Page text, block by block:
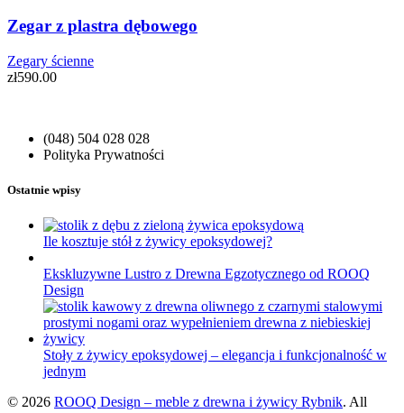
Zegar z plastra dębowego
Zegary ścienne
zł590.00
(048) 504 028 028
Polityka Prywatności
Ostatnie wpisy
Ile kosztuje stół z żywicy epoksydowej?
Ekskluzywne Lustro z Drewna Egzotycznego od ROOQ
Design
Stoły z żywicy epoksydowej – elegancja i funkcjonalność w
jednym
© 2026 ROOQ Design – meble z drewna i żywicy Rybnik. All